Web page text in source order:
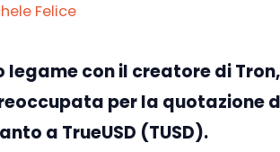
Felice
legame con il creatore di
per la quotazione
a TrueUSD (TUSD).